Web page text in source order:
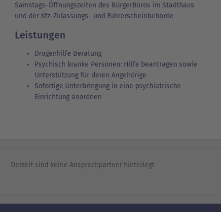
Samstags-Öffnungszeiten des BürgerBüros im Stadthaus
und der Kfz-Zulassungs- und Führerscheinbehörde
Leistungen
Drogenhilfe Beratung
Psychisch kranke Personen: Hilfe beantragen sowie
Unterstützung für deren Angehörige
Sofortige Unterbringung in eine psychiatrische
Einrichtung anordnen
Derzeit sind keine Ansprechpartner hinterlegt